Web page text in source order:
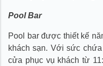
Pool Bar
Pool bar được thiết kế
khách sạn. Với sức
cửa phục vụ khách từ